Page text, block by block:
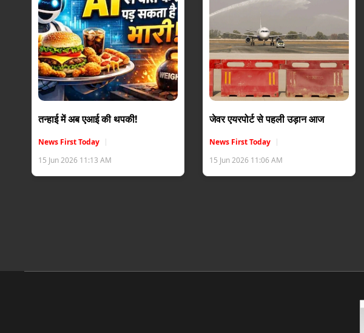
तन्हाई में अब एआई की थपकी!
News First Today
15 Jun 2026 11:13 AM
जेवर एयरपोर्ट से पहली उड़ान आज
News First Today
15 Jun 2026 11:06 AM